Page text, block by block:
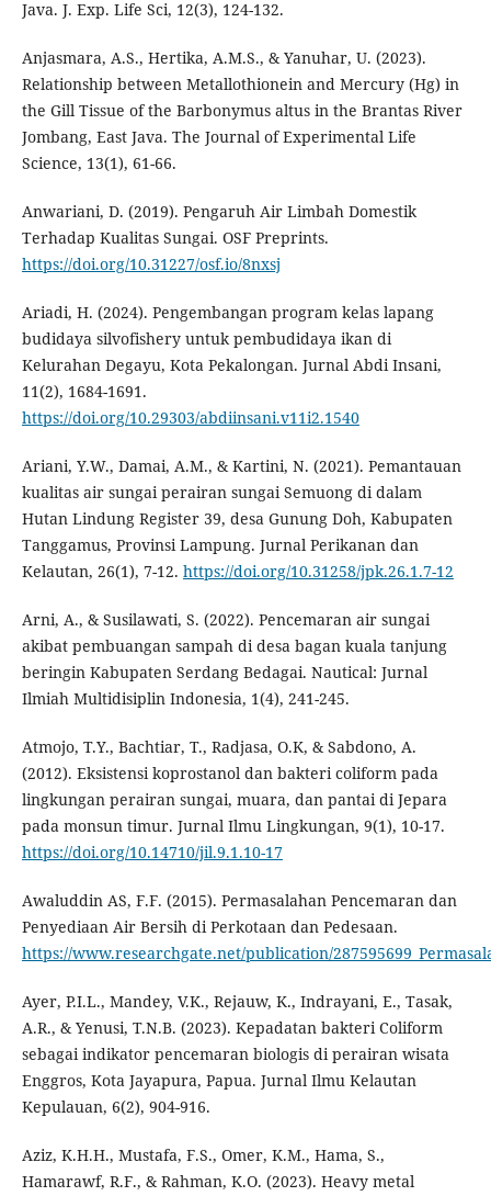
Java. J. Exp. Life Sci, 12(3), 124-132.
Anjasmara, A.S., Hertika, A.M.S., & Yanuhar, U. (2023).
Relationship between Metallothionein and Mercury (Hg) in
the Gill Tissue of the Barbonymus altus in the Brantas River
Jombang, East Java. The Journal of Experimental Life
Science, 13(1), 61-66.
Anwariani, D. (2019). Pengaruh Air Limbah Domestik
Terhadap Kualitas Sungai. OSF Preprints.
https://doi.org/10.31227/osf.io/8nxsj
Ariadi, H. (2024). Pengembangan program kelas lapang
budidaya silvofishery untuk pembudidaya ikan di
Kelurahan Degayu, Kota Pekalongan. Jurnal Abdi Insani,
11(2), 1684-1691.
https://doi.org/10.29303/abdiinsani.v11i2.1540
Ariani, Y.W., Damai, A.M., & Kartini, N. (2021). Pemantauan
kualitas air sungai perairan sungai Semuong di dalam
Hutan Lindung Register 39, desa Gunung Doh, Kabupaten
Tanggamus, Provinsi Lampung. Jurnal Perikanan dan
Kelautan, 26(1), 7-12. https://doi.org/10.31258/jpk.26.1.7-12
Arni, A., & Susilawati, S. (2022). Pencemaran air sungai
akibat pembuangan sampah di desa bagan kuala tanjung
beringin Kabupaten Serdang Bedagai. Nautical: Jurnal
Ilmiah Multidisiplin Indonesia, 1(4), 241-245.
Atmojo, T.Y., Bachtiar, T., Radjasa, O.K, & Sabdono, A.
(2012). Eksistensi koprostanol dan bakteri coliform pada
lingkungan perairan sungai, muara, dan pantai di Jepara
pada monsun timur. Jurnal Ilmu Lingkungan, 9(1), 10-17.
https://doi.org/10.14710/jil.9.1.10-17
Awaluddin AS, F.F. (2015). Permasalahan Pencemaran dan
Penyediaan Air Bersih di Perkotaan dan Pedesaan.
https://www.researchgate.net/publication/
Ayer, P.I.L., Mandey, V.K., Rejauw, K., Indrayani, E., Tasak,
A.R., & Yenusi, T.N.B. (2023). Kepadatan bakteri Coliform
sebagai indikator pencemaran biologis di perairan wisata
Enggros, Kota Jayapura, Papua. Jurnal Ilmu Kelautan
Kepulauan, 6(2), 904-916.
Aziz, K.H.H., Mustafa, F.S., Omer, K.M., Hama, S.,
Hamarawf, R.F., & Rahman, K.O. (2023). Heavy metal